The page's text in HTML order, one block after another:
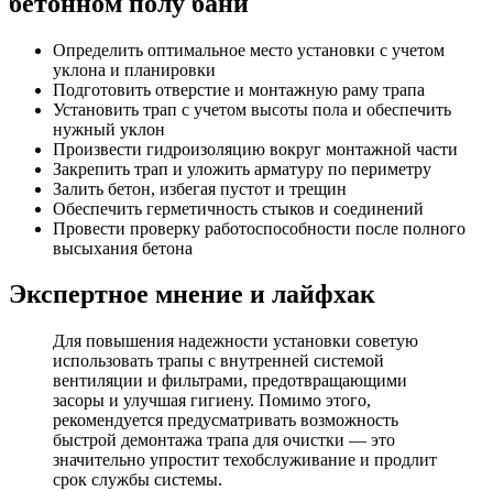
Определить оптимальное место установки с учетом
уклона и планировки
Подготовить отверстие и монтажную раму трапа
Установить трап с учетом высоты пола и обеспечить
нужный уклон
Произвести гидроизоляцию вокруг монтажной части
Закрепить трап и уложить арматуру по периметру
Залить бетон, избегая пустот и трещин
Обеспечить герметичность стыков и соединений
Провести проверку работоспособности после полного
высыхания бетона
Экспертное мнение и лайфхак
Для повышения надежности установки советую
использовать трапы с внутренней системой
вентиляции и фильтрами, предотвращающими
засоры и улучшая гигиену. Помимо этого,
рекомендуется предусматривать возможность
быстрой демонтажа трапа для очистки — это
значительно упростит техобслуживание и продлит
срок службы системы.